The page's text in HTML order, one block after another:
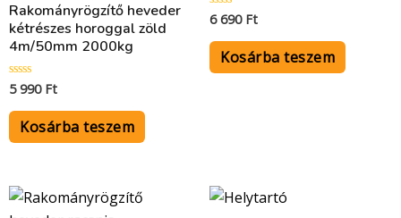
Rakományrögzítő heveder
kétrészes horoggal zöld
4m/50mm 2000kg
Értékelés:
/
5 990 Ft
Kosárba teszem
Értékelés:
/
6 690 Ft
Kosárba teszem